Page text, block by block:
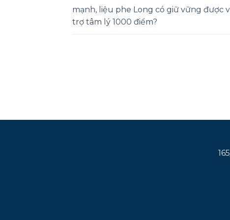
mạnh, liệu phe Long có giữ vững được
trợ tâm lý 1000 điểm?